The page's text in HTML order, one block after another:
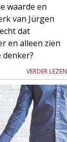
waarde en
van Jürgen
dat
en alleen zien
denker?
VERDER LEZEN